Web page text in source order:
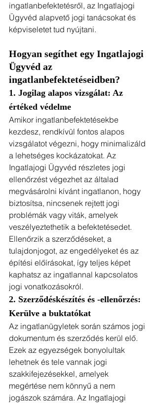
ingatlanbefektetésről, az Ingatlajogi
Ügyvéd alapvető jogi tanácsokat és
képviseletet tud nyújtani.
Hogyan segíthet egy Ingatlajogi
Ügyvéd az
ingatlanbefektetéseidben?
1. Jogilag alapos vizsgálat: Az
értéked védelme
Amikor ingatlanbefektetésekbe
kezdesz, rendkívül fontos alapos
vizsgálatot végezni, hogy minimalizáld
a lehetséges kockázatokat. Az
Ingatlajogi Ügyvéd részletes jogi
ellenőrzést végezhet az általad
megvásárolni kívánt ingatlanon, hogy
biztosítsa, nincsenek rejtett jogi
problémák vagy viták, amelyek
veszélyeztethetik a befektetésedet.
Ellenőrzik a szerződéseket, a
tulajdonjogot, az engedélyeket és az
építési előírásokat, így teljes képet
kaphatsz az ingatlannal kapcsolatos
jogi vonatkozásokról.
2. Szerződéskészítés és -ellenőrzés:
Kerülve a buktatókat
Az ingatlanügyletek során számos jogi
dokumentum és szerződés kerül elő.
Ezek az egyezségek bonyolultak
lehetnek és tele vannak jogi
szakkifejezésekkel, amelyek
megértése nem könnyű a nem
jogászok számára. Az Ingatlajogi